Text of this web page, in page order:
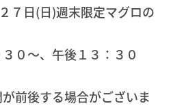
７日(日)週末限定マグロの
０～、午後１３：３０
前後する場合がございま